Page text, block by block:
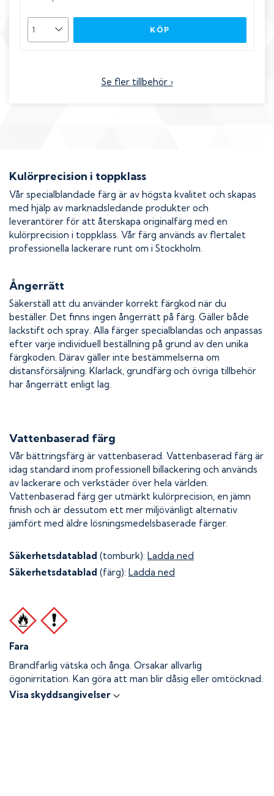
KÖP
Se fler tillbehör ›
Kulörprecision i toppklass
Vår specialblandade färg är av högsta kvalitet och skapas
med hjälp av marknadsledande produkter och
leverantörer för att återskapa originalfärg med en
kulörprecision i toppklass. Vår färg används av flertalet
professionella lackerare runt om i Stockholm.
Ångerrätt
Säkerställ att du använder korrekt färgkod när du
beställer. Det finns ingen ångerrätt på färg. Gäller både
lackstift och spray. Alla färger specialblandas och anpassas
efter varje individuell beställning på grund av den unika
färgkoden. Därav gäller inte bestämmelserna om
distansförsäljning. Klarlack, grundfärg och övriga tillbehör
har ångerrätt enligt lag.
Vattenbaserad färg
Vår bättringsfärg är vattenbaserad. Vattenbaserad färg är
idag standard inom professionell billackering och används
av lackerare och verkstäder över hela världen.
Vattenbaserad färg ger utmärkt kulörprecision, en jämn
finish och är dessutom ett mer miljövänligt alternativ
jämfört med äldre lösningsmedelsbaserade färger.
Säkerhetsdatablad (tomburk): Ladda ned
Säkerhetsdatablad (färg): Ladda ned
Fara
Brandfarlig vätska och ånga. Orsakar allvarlig
ögonirritation. Kan göra att man blir dåsig eller omtöcknad.
Visa skyddsangivelser